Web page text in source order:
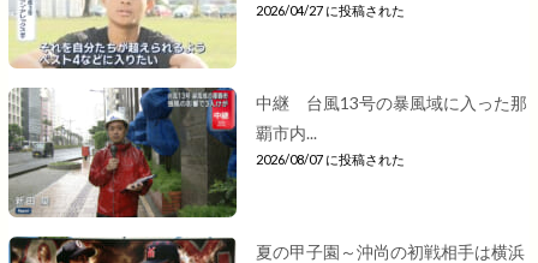
2026/04/27 に投稿された
中継 台風13号の暴風域に入った那
覇市内...
2026/08/07 に投稿された
夏の甲子園～沖尚の初戦相手は横浜